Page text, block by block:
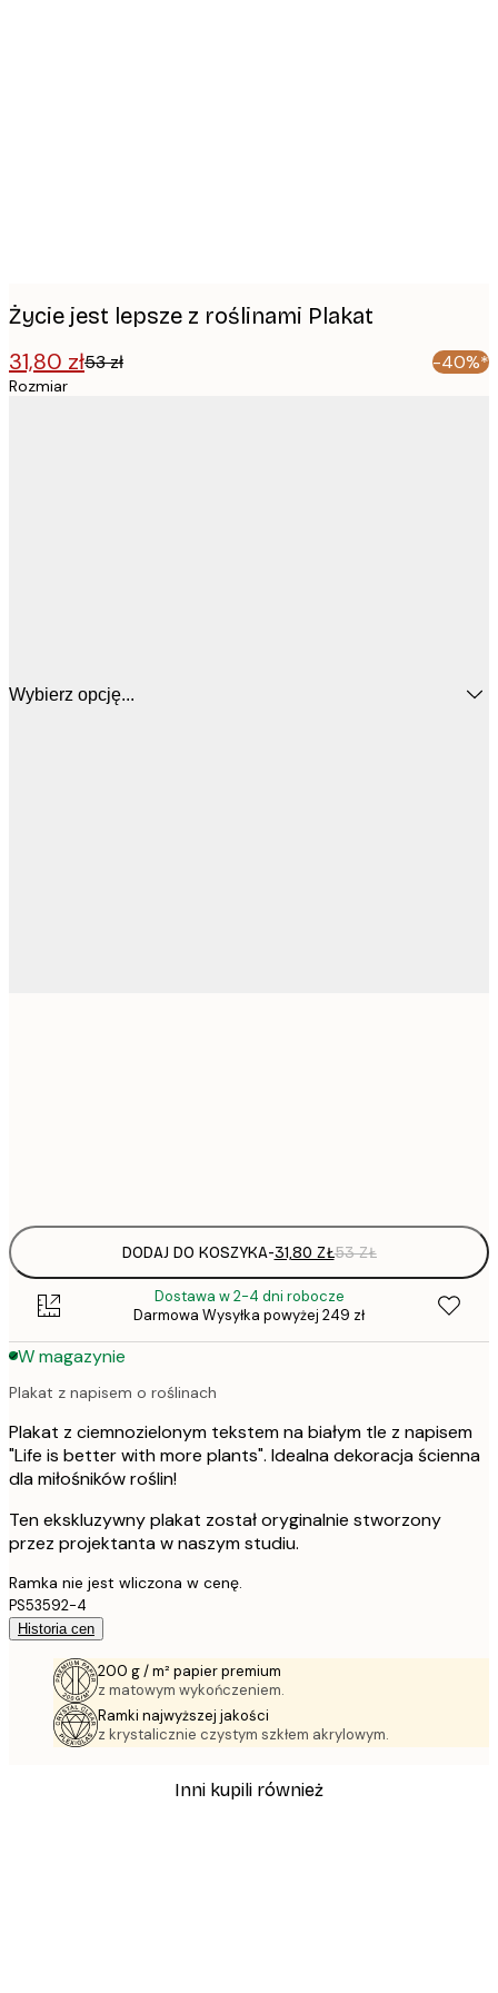
Życie jest lepsze z roślinami Plakat
31,80 zł53 zł -40%*
Rozmiar
Wybierz opcję...
DODAJ DO KOSZYKA-31,80 ZŁ53 ZŁ
Dostawa w 2-4 dni robocze
Darmowa Wysyłka powyżej 249 zł
W magazynie
Plakat z napisem o roślinach
Plakat z ciemnozielonym tekstem na białym tle z napisem
"Life is better with more plants". Idealna dekoracja ścienna
dla miłośników roślin!
Ten ekskluzywny plakat został oryginalnie stworzony
przez projektanta w naszym studiu.
Ramka nie jest wliczona w cenę.
PS53592-4
Historia cen
200 g / m² papier premium
z matowym wykończeniem.
Ramki najwyższej jakości
z krystalicznie czystym szkłem akrylowym.
Inni kupili również